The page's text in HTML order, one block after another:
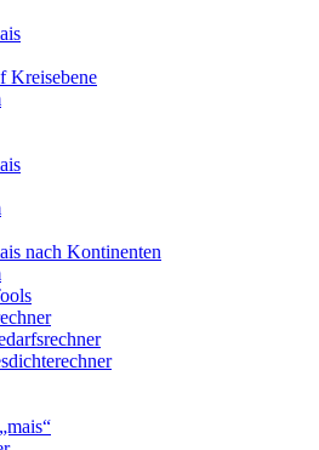
Kreisebene
nach Kontinenten